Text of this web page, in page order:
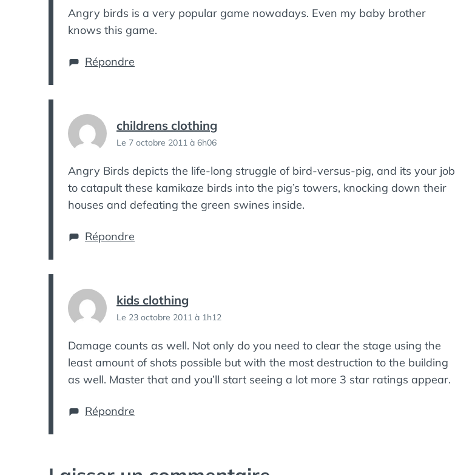
Angry birds is a very popular game nowadays. Even my baby brother
knows this game.
Répondre
childrens clothing
Le 7 octobre 2011 à 6h06
Angry Birds depicts the life-long struggle of bird-versus-pig, and its your job
to catapult these kamikaze birds into the pig’s towers, knocking down their
houses and defeating the green swines inside.
Répondre
kids clothing
Le 23 octobre 2011 à 1h12
Damage counts as well. Not only do you need to clear the stage using the
least amount of shots possible but with the most destruction to the building
as well. Master that and you’ll start seeing a lot more 3 star ratings appear.
Répondre